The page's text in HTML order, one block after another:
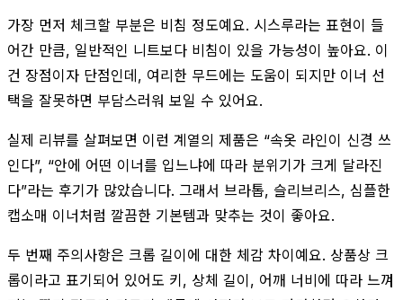
가장 먼저 체크할 부분은 비침 정도예요. 시스루라는 표현이 들
어간 만큼, 일반적인 니트보다 비침이 있을 가능성이 높아요. 이
건 장점이자 단점인데, 여리한 무드에는 도움이 되지만 이너 선
택을 잘못하면 부담스러워 보일 수 있어요.
실제 리뷰를 살펴보면 이런 계열의 제품은 “속옷 라인이 신경 쓰
인다”, “안에 어떤 이너를 입느냐에 따라 분위기가 크게 달라진
다”라는 후기가 많았습니다. 그래서 브라톱, 슬리브리스, 심플한
캡소매 이너처럼 깔끔한 기본템과 맞추는 것이 좋아요.
두 번째 주의사항은 크롭 길이에 대한 체감 차이예요. 상품상 크
롭이라고 표기되어 있어도 키, 상체 길이, 어깨 너비에 따라 느껴